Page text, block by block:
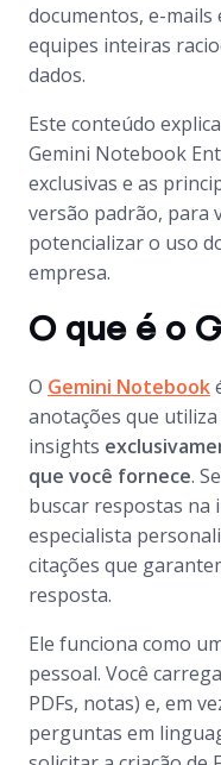
documentos, e-
equipes inteiras
dados.
Este conteúdo
Gemini Notebook
exclusivas e as
versão padrão, para
potencializar o uso
empresa.
O que é o
O Gemini Notebook
anotações que
insights
que você fornece.
buscar respostas na
especialista
citações que
resposta.
Ele funciona como
pessoal. Você
PDFs, notas) e, em
perguntas em